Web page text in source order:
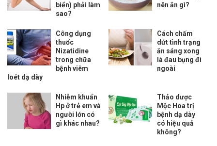
biển) phải làm
sao?
nên ăn gì?
Công dụng
thuốc
Nizatidine
trong chữa
bệnh viêm
loét dạ dày
Cách chấm
dứt tình trạng
ăn sáng xong
là đau bụng đi
ngoài
Nhiễm khuẩn
Hp ở trẻ em và
người lớn có
gì khác nhau?
Thảo dược
Mộc Hoa trị
bệnh dạ dày
có hiệu quả
không?